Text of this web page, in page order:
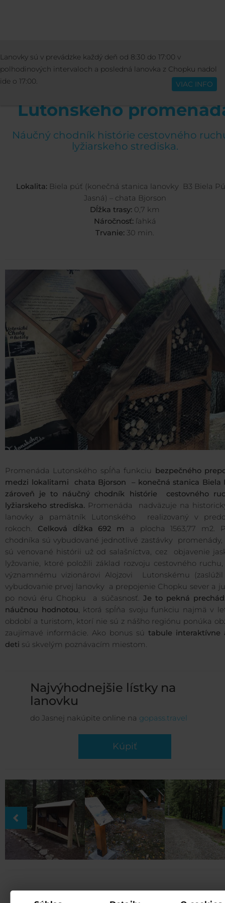
Slovenčina
AKTIVITY LETNÉ AKTIVITY
PROMENÁDA
Lutonského
Náučný chodník histórie cestovného
lyžiarskeho strediska.
Lokalita: Biela púť (konečná stanica lanovky B3 Biela
Jasná) – chata Bjorson
Dĺžka trasy: 0,7 km
Náročnosť: ľahká
Trvanie: 30 min.
Promenáda Lutonského spĺňa funkciu bezpečného
medzi lokalitami chata Bjorson – konečná stanica Biela
zároveň je to náučný chodník histórie cestovného
lyžiarskeho strediska. Promenáda nadväzuje na
lanovky a pamätník Lutonského realizovaný v
rokoch. Celková dĺžka 692 m
a plocha 1563,77 m2.
chodníka sú vybudované jednotlivé zastávky promenády,
sú venované histórii už od salašníctva, cez objavenie
lyžovanie, ktoré položili základ rozvoju cestovného
významnému vizionárovi Alojzovi Lutonskému
vybudovanie prvej lanovky a prepojenie Chopku sever a
po novú éru Chopku a súčasnosť. Je to pekná
náučnou hodnotou, ktorá spĺňa svoju funkciu najmä v
období a turistom, ktorí nie sú z nášho regiónu ponúka
zaujímavé informácie. Ako bonus sú tabule interaktívne
deti sú skvelým poznávacím miestom.
Najvýhodnejšie lístky na
lanovku
do Jasnej nakúpite online na gopass.travel
Kúpiť
Lanovky sú v prevádzke každý deň od 8:30 do 17:00 v
polhodinových intervaloch a posledná lanovka z Chopku nadol
ide o 17:00.
VIAC INFO